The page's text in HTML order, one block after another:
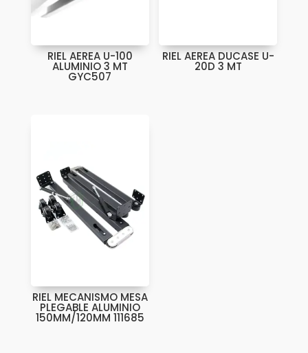
RIEL AEREA U-100
ALUMINIO 3 MT
GYC507
RIEL AEREA DUCASE U-
20D 3 MT
RIEL MECANISMO MESA
PLEGABLE ALUMINIO
150MM/120MM 111685